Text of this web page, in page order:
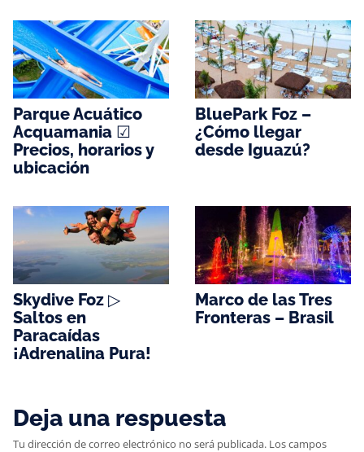
Parque Acuático
Acquamania ☑
Precios, horarios y
ubicación
BluePark Foz –
¿Cómo llegar
desde Iguazú?
Skydive Foz ▷
Saltos en
Paracaídas
¡Adrenalina Pura!
Marco de las Tres
Fronteras – Brasil
Deja una respuesta
Tu dirección de correo electrónico no será publicada. Los campos